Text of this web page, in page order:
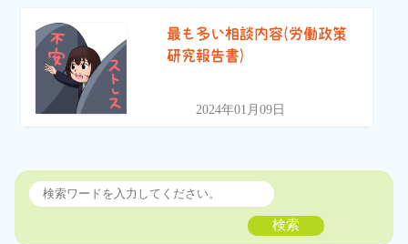
最も多い相談内容(労働政策
研究報告書)
2024年01月09日
検索